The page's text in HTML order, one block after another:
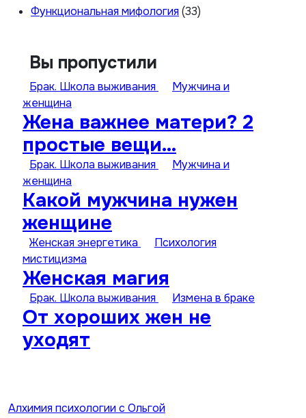
Функциональная мифология (33)
Вы пропустили
Брак. Школа выживания
Мужчина и
женщина
Жена важнее матери? 2
простые вещи…
Брак. Школа выживания
Мужчина и
женщина
Какой мужчина нужен
женщине
Женская энергетика
Психология
мистицизма
Женская магия
Брак. Школа выживания Измена в браке
От хороших жен не
уходят
Алхимия психологии с Ольгой